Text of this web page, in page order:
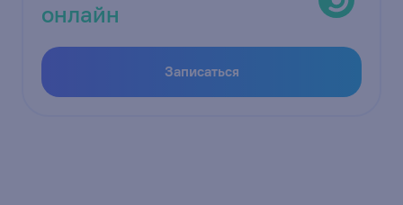
онлайн
Записаться